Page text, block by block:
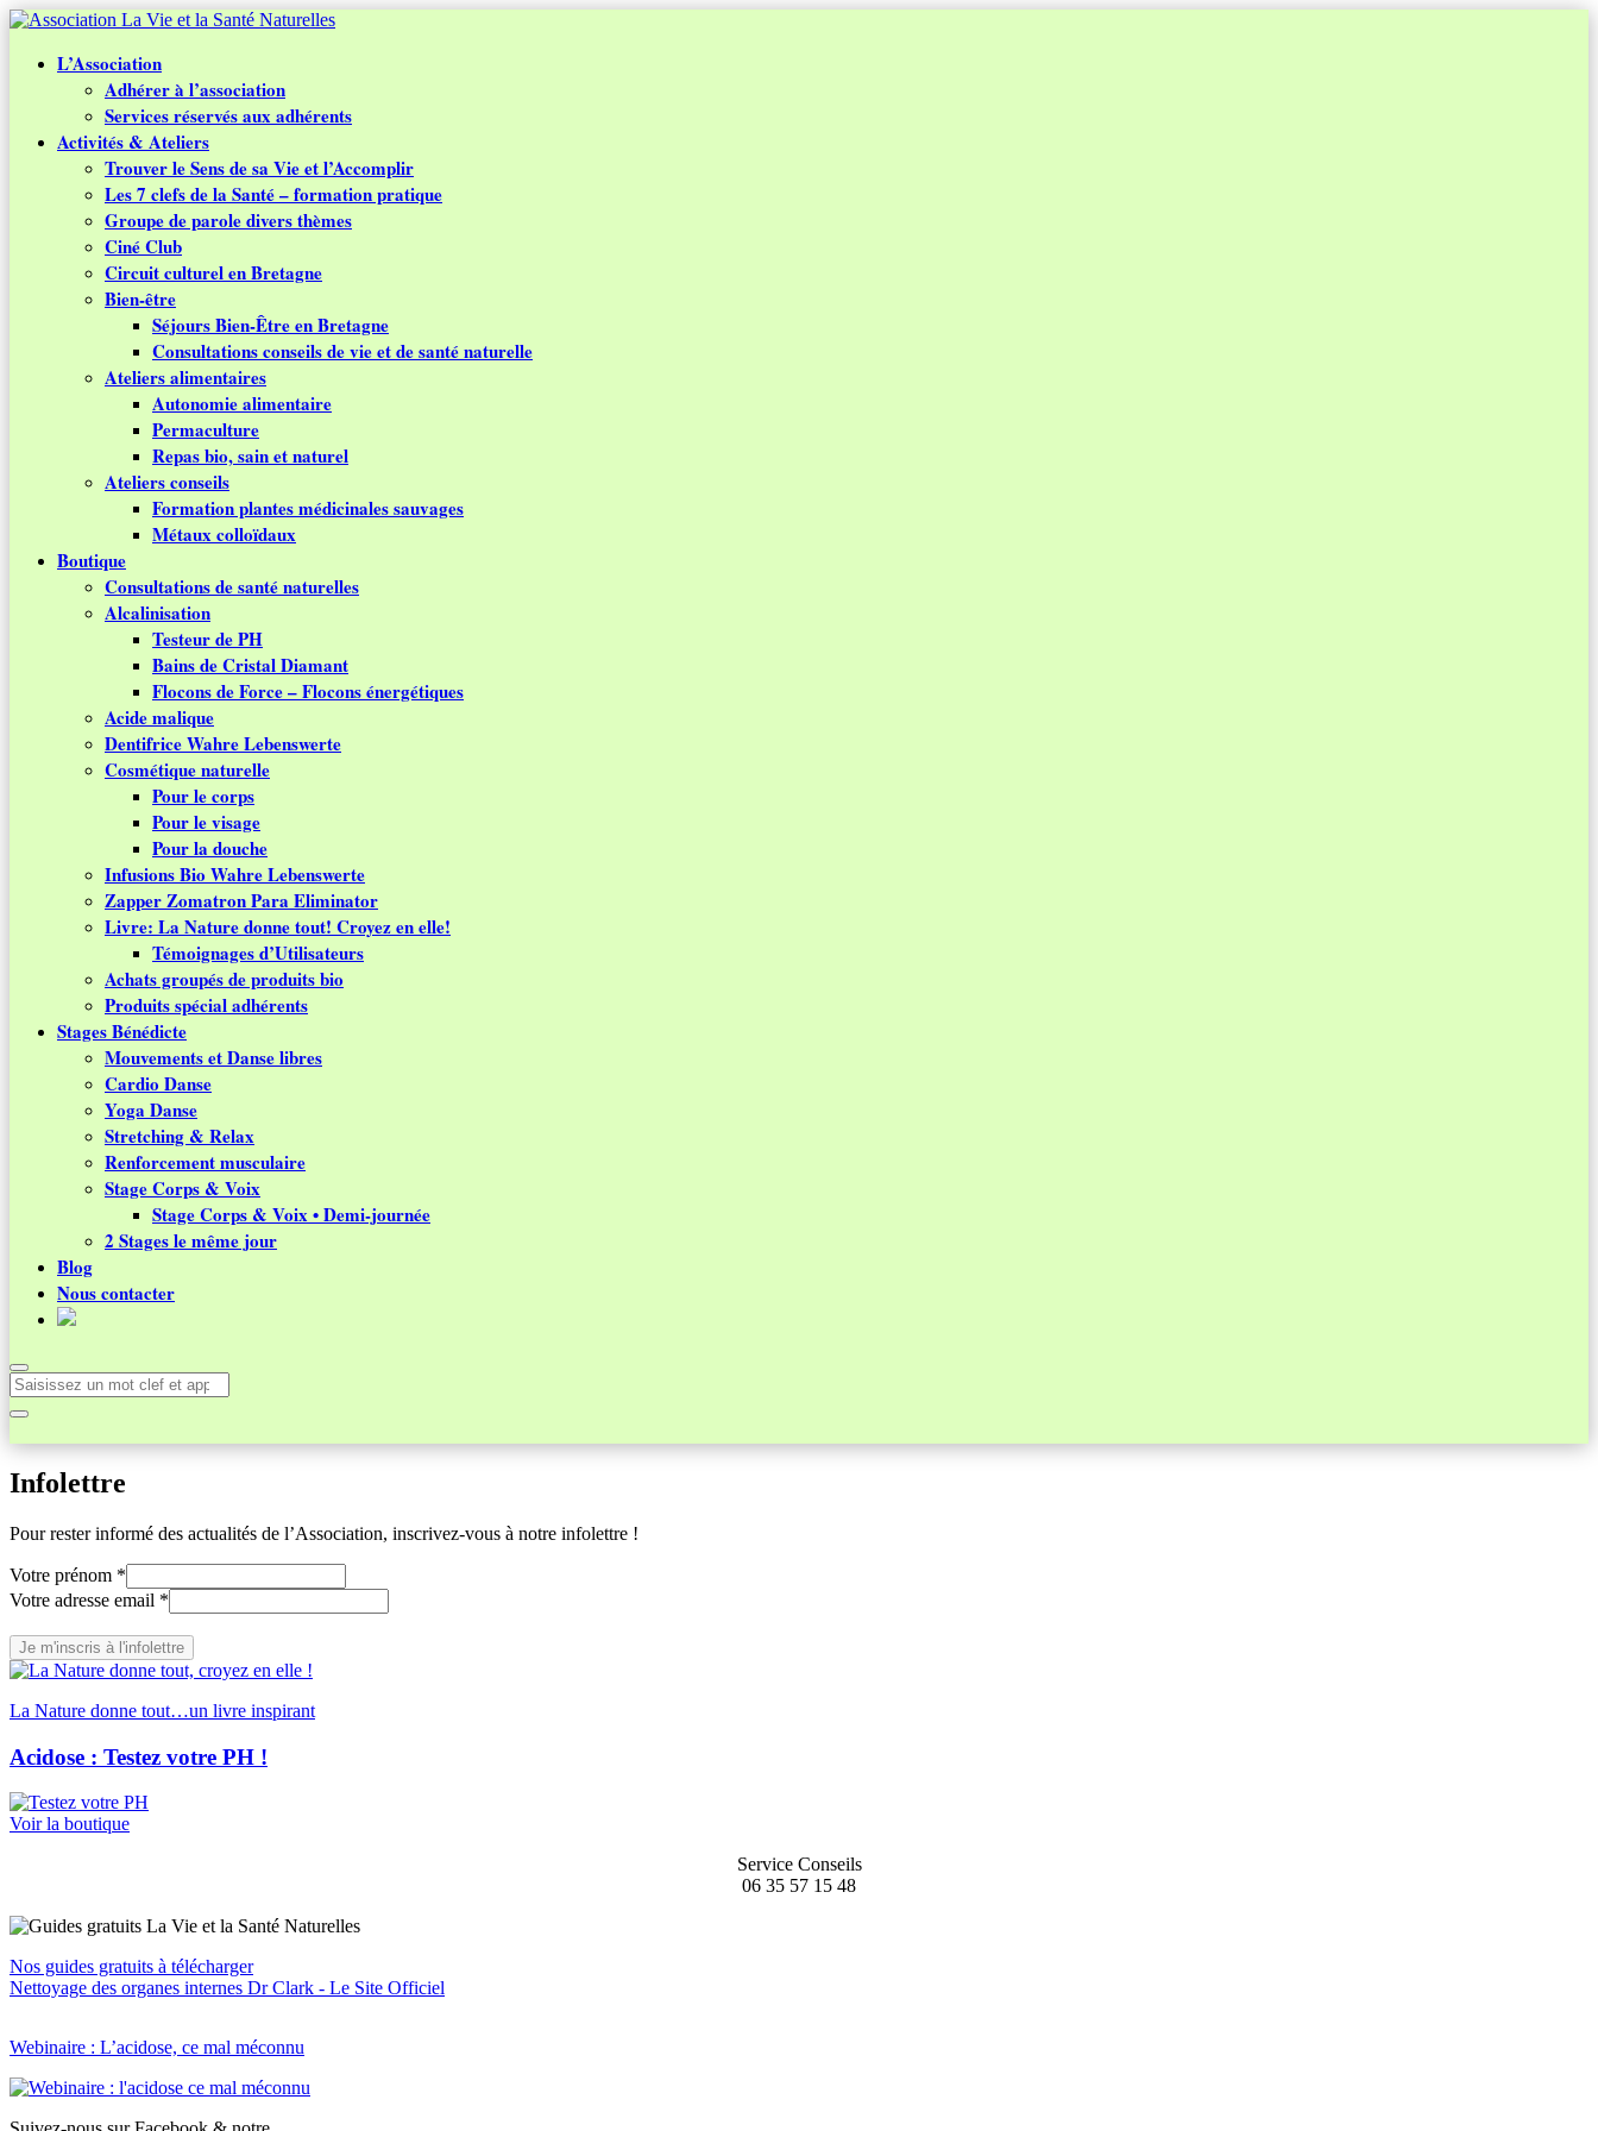
L’Association
Adhérer à l’association
Services réservés aux adhérents
Activités & Ateliers
Trouver le Sens de sa Vie et l’Accomplir
Les 7 clefs de la Santé – formation pratique
Groupe de parole divers thèmes
Ciné Club
Circuit culturel en Bretagne
Bien-être
Séjours Bien-Être en Bretagne
Consultations conseils de vie et de santé naturelle
Ateliers alimentaires
Autonomie alimentaire
Permaculture
Repas bio, sain et naturel
Ateliers conseils
Formation plantes médicinales sauvages
Métaux colloïdaux
Boutique
Consultations de santé naturelles
Alcalinisation
Testeur de PH
Bains de Cristal Diamant
Flocons de Force – Flocons énergétiques
Acide malique
Dentifrice Wahre Lebenswerte
Cosmétique naturelle
Pour le corps
Pour le visage
Pour la douche
Infusions Bio Wahre Lebenswerte
Zapper Zomatron Para Eliminator
Livre: La Nature donne tout! Croyez en elle!
Témoignages d’Utilisateurs
Achats groupés de produits bio
Produits spécial adhérents
Stages Bénédicte
Mouvements et Danse libres
Cardio Danse
Yoga Danse
Stretching & Relax
Renforcement musculaire
Stage Corps & Voix
Stage Corps & Voix • Demi-journée
2 Stages le même jour
Blog
Nous contacter
Infolettre
Pour rester informé des actualités de l’Association, inscrivez-vous à notre infolettre !
prénom
adresse
Votre prénom *
Votre adresse email *
Je m'inscris à l'infolettre
La Nature donne tout…un livre inspirant
Acidose : Testez votre PH !
Voir la boutique
Service Conseils
06 35 57 15 48
Nos guides gratuits à télécharger
Nettoyage des organes internes Dr Clark - Le Site Officiel
Webinaire : L’acidose, ce mal méconnu